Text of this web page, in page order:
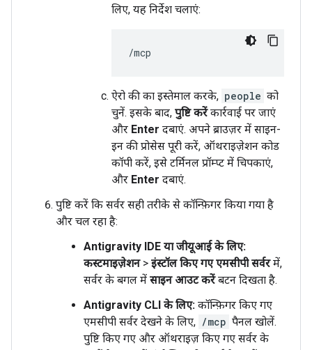
लिए, यह निर्देश चलाएं:
ऐरो की का इस्तेमाल करके, people को
चुनें. इसके बाद, पुष्टि करेंकार्रवाई पर जाएं
और Enter दबाएं. अपने ब्राउज़र में साइन-
इन की प्रोसेस पूरी करें, ऑथराइज़ेशन कोड
कॉपी करें, इसे टर्मिनल प्रॉम्प्ट में चिपकाएं,
और Enter दबाएं.
पुष्टि करें कि सर्वर सही तरीके से कॉन्फ़िगर किया गया है
और चल रहा है:
Antigravity IDE या जीयूआई के लिए:
कस्टमाइज़ेशन> इंस्टॉल किए गए एमसीपी सर्वरमें,
सर्वर के बगल में साइन आउट करेंबटन दिखता है.
Antigravity CLI के लिए: कॉन्फ़िगर किए गए
एमसीपी सर्वर देखने के लिए, /mcp पैनल खोलें.
पुष्टि किए गए और ऑथराइज़ किए गए सर्वर के